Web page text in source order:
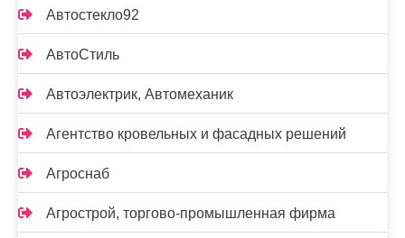
Автостекло92
АвтоСтиль
Автоэлектрик, Автомеханик
Агентство кровельных и фасадных решений
Агроснаб
Агрострой, торгово-промышленная фирма